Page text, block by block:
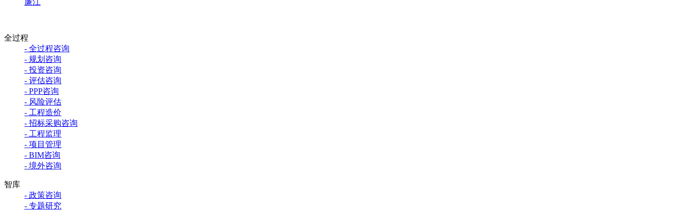
全过程
- 全过程咨询
- 规划咨询
- 投资咨询
- 评估咨询
- PPP咨询
- 风险评估
- 工程造价
- 招标采购咨询
- 工程监理
- 项目管理
- BIM咨询
- 境外咨询
智库
- 政策咨询
- 专题研究